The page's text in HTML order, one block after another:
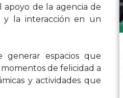
apoyo de la agencia de
y la interacción en un
generar espacios que
de felicidad a
y actividades que